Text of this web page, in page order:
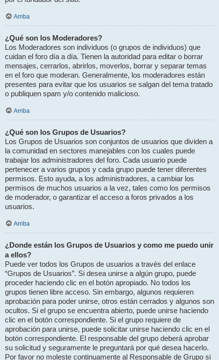
Arriba
¿Qué son los Moderadores?
Los Moderadores son individuos (o grupos de individuos) que
cuidan el foro día a día. Tienen la autoridad para editar o borrar
mensajes, cerrarlos, abrirlos, moverlos, borrar y separar temas
en el foro que moderan. Generalmente, los moderadores están
presentes para evitar que los usuarios se salgan del tema tratado
o publiquen spam y/o contenido malicioso.
Arriba
¿Qué son los Grupos de Usuarios?
Los Grupos de Usuarios son conjuntos de usuarios que dividen a
la comunidad en sectores manejables con los cuales puede
trabajar los administradores del foro. Cada usuario puede
pertenecer a varios grupos y cada grupo puede tener diferentes
permisos. Esto ayuda, a los administradores, a cambiar los
permisos de muchos usuarios a la vez, tales como los permisos
de moderador, o garantizar el acceso a foros privados a los
usuarios.
Arriba
¿Donde están los Grupos de Usuarios y como me puedo unir
a ellos?
Puede ver todos los Grupos de usuarios a través del enlace
“Grupos de Usuarios”. Si desea unirse a algún grupo, puede
proceder haciendo clic en el botón apropiado. No todos los
grupos tienen libre acceso. Sin embargo, algunos requieren
aprobación para poder unirse, otros están cerrados y algunos son
ocultos. Si el grupo se encuentra abierto, puede unirse haciendo
clic en el botón correspondiente. Si el grupo requiere de
aprobación para unirse, puede solicitar unirse haciendo clic en el
botón correspondiente. El responsable del grupo deberá aprobar
su solicitud y seguramente le preguntará por qué desea hacerlo.
Por favor no moleste continuamente al Responsable de Grupo si